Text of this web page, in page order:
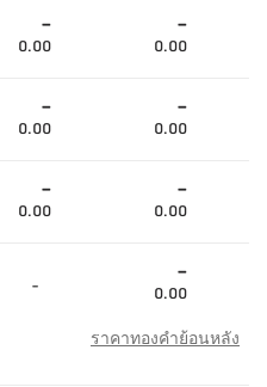
-
0.00
-
0.00
-
0.00
-
0.00
-
0.00
-
0.00
- -
0.00
ราคาทองคำย้อนหลัง